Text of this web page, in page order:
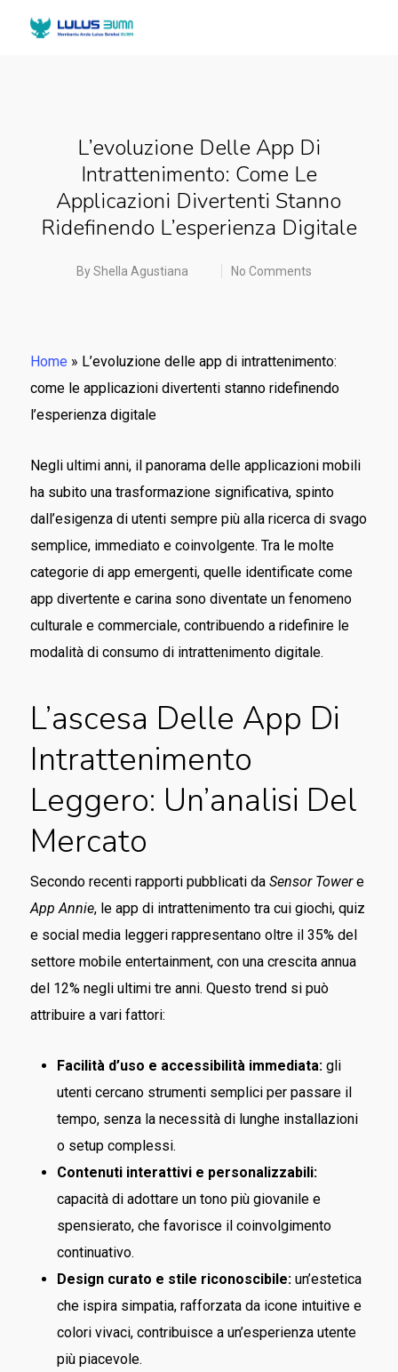
L’evoluzione Delle App Di
Intrattenimento: Come Le
Applicazioni Divertenti Stanno
Ridefinendo L’esperienza Digitale
ByShella Agustiana No Comments
Home » L’evoluzione delle app di intrattenimento:
come le applicazioni divertenti stanno ridefinendo
l’esperienza digitale
Negli ultimi anni, il panorama delle applicazioni mobili
ha subito una trasformazione significativa, spinto
dall’esigenza di utenti sempre più alla ricerca di svago
semplice, immediato e coinvolgente. Tra le molte
categorie di app emergenti, quelle identificate come
app divertente e carinasono diventate un fenomeno
culturale e commerciale, contribuendo a ridefinire le
modalità di consumo di intrattenimento digitale.
L’ascesa Delle App Di
Intrattenimento
Leggero: Un’analisi Del
Mercato
Secondo recenti rapporti pubblicati da Sensor Towere
App Annie, le app di intrattenimento tra cui giochi, quiz
e social media leggeri rappresentano oltre il 35% del
settore mobile entertainment, con una crescita annua
del 12% negli ultimi tre anni. Questo trend si può
attribuire a vari fattori:
Facilità d’uso e accessibilità immediata:gli
utenti cercano strumenti semplici per passare il
tempo, senza la necessità di lunghe installazioni
o setup complessi.
Contenuti interattivi e personalizzabili:
capacità di adottare un tono più giovanile e
spensierato, che favorisce il coinvolgimento
continuativo.
Design curato e stile riconoscibile:un’estetica
che ispira simpatia, rafforzata da icone intuitive e
colori vivaci, contribuisce a un’esperienza utente
più piacevole.